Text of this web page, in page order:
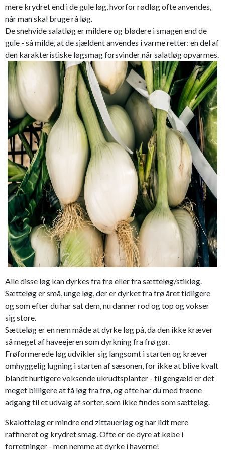
mere krydret end i de gule løg, hvorfor rødløg ofte anvendes,
når man skal bruge rå løg.
De snehvide salatløg er mildere og blødere i smagen end de
gule - så milde, at de sjældent anvendes i varme retter: en del af
den karakteristiske løgsmag forsvinder når salatløg opvarmes.
Alle disse løg kan dyrkes fra frø eller fra sætteløg/stikløg.
Sætteløg er små, unge løg, der er dyrket fra frø året tidligere
og som efter du har sat dem, nu danner rod og top og vokser
sig store.
Sætteløg er en nem måde at dyrke løg på, da den ikke kræver
så meget af haveejeren som dyrkning fra frø gør.
Frøformerede løg udvikler sig langsomt i starten og kræver
omhyggelig lugning i starten af sæsonen, for ikke at blive kvalt
blandt hurtigere voksende ukrudtsplanter - til gengæld er det
meget billigere at få løg fra frø, og ofte har du med frøene
adgang til et udvalg af sorter, som ikke findes som sætteløg.
Skalotteløg er mindre end zittauerløg og har lidt mere
raffineret og krydret smag. Ofte er de dyre at købe i
forretninger - men nemme at dyrke i haverne!